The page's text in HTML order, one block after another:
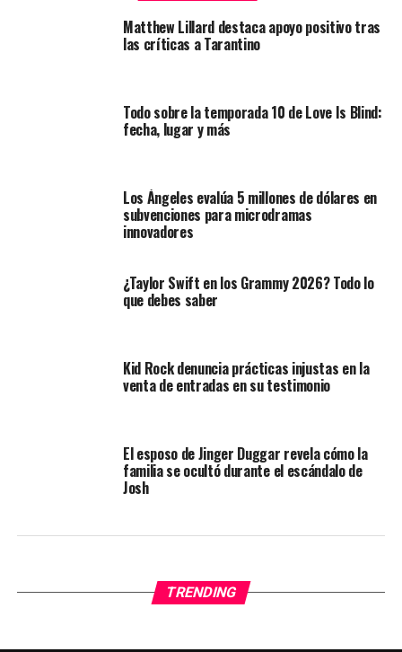
Matthew Lillard destaca apoyo positivo tras
las críticas a Tarantino
Todo sobre la temporada 10 de Love Is Blind:
fecha, lugar y más
Los Ángeles evalúa 5 millones de dólares en
subvenciones para microdramas
innovadores
¿Taylor Swift en los Grammy 2026? Todo lo
que debes saber
Kid Rock denuncia prácticas injustas en la
venta de entradas en su testimonio
El esposo de Jinger Duggar revela cómo la
familia se ocultó durante el escándalo de
Josh
TRENDING